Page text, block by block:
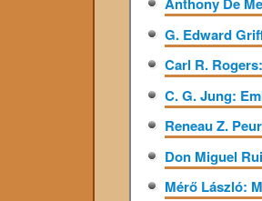
G. Edward
Carl R.
C. G. Jung:
Reneau Z.
Don Miguel
Mérő László: